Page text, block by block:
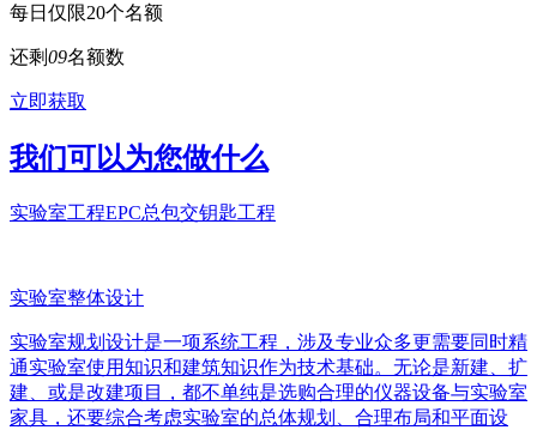
每日仅限20个名额
还剩09名额数
立即获取
我们可以为您做什么
实验室工程EPC总包交钥匙工程
实验室整体设计
实验室规划设计是一项系统工程，涉及专业众多更需要同时精
通实验室使用知识和建筑知识作为技术基础。无论是新建、扩
建、或是改建项目，都不单纯是选购合理的仪器设备与实验室
家具，还要综合考虑实验室的总体规划、合理布局和平面设